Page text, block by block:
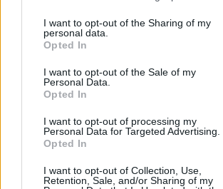
not limited to your visit or usage behaviour.
grant or deny consent to Google and its
use your data for below specified purposes
consent section.
I want to opt-out of the Sharing of my
personal data.
Opted In
I want to opt-out of the Sale of my
Personal Data.
Opted In
I want to opt-out of processing my
Personal Data for Targeted Advertising.
Opted In
I want to opt-out of Collection, Use,
Retention, Sale, and/or Sharing of my
Paolo Pinna